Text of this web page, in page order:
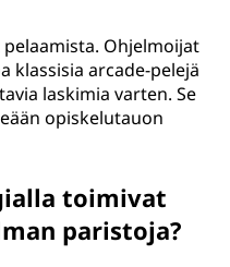
Ohjelmoijat
klassisia arcade-pelejä
laskimia varten. Se
opiskelutauon
toimivat
paristoja?